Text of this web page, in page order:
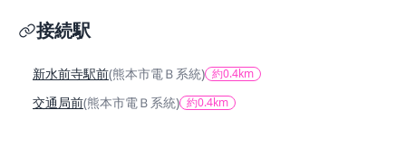
接続駅
新水前寺駅前(熊本市電Ｂ系統) 約0.4km
交通局前(熊本市電Ｂ系統) 約0.4km